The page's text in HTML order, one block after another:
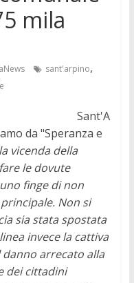
mila
sant'arpino,
Sant'A
da "Speranza e
vicenda della
le dovute
finge di non
Non si
sia stata spostata
invece la cattiva
arrecato alla
dei cittadini